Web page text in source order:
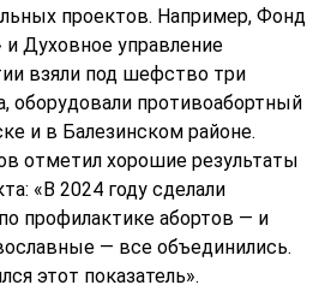
проектов. Например, Фонд
Духовное управление
взяли под шефство три
оборудовали противоабортный
и в Балезинском районе.
отметил хорошие результаты
«В 2024 году сделали
профилактике абортов — и
— все объединились.
этот показатель».